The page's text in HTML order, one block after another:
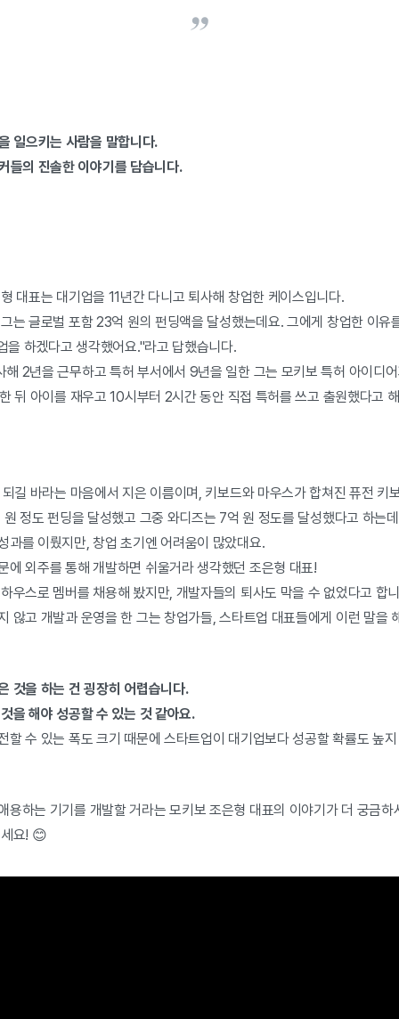
일으키는 사람을 말합니다.
들의 진솔한 이야기를 담습니다.
대표는 대기업을 11년간 다니고 퇴사해 창업한 케이스입니다.
는 글로벌 포함 23억 원의 펀딩액을 달성했는데요. 그에게 창업한 이유
을 하겠다고 생각했어요."라고 답했습니다.
해 2년을 근무하고 특허 부서에서 9년을 일한 그는 모키보 특허 아이디
뒤 아이를 재우고 10시부터 2시간 동안 직접 특허를 쓰고 출원했다고
길 바라는 마음에서 지은 이름이며, 키보드와 마우스가 합쳐진 퓨전 키
정도 펀딩을 달성했고 그중 와디즈는 7억 원 정도를 달성했다고 하는
과를 이뤘지만, 창업 초기엔 어려움이 많았대요.
에 외주를 통해 개발하면 쉬울거라 생각했던 조은형 대표!
우스로 멤버를 채용해 봤지만, 개발자들의 퇴사도 막을 수 없었다고 합
않고 개발과 운영을 한 그는 창업가들, 스타트업 대표들에게 이런 말을
것을 하는 건 굉장히 어렵습니다.
을 해야 성공할 수 있는 것 같아요.
할 수 있는 폭도 크기 때문에 스타트업이 대기업보다 성공할 확률도 높
용하는 기기를 개발할 거라는 모키보 조은형 대표의 이야기가 더 궁금
요! 😊